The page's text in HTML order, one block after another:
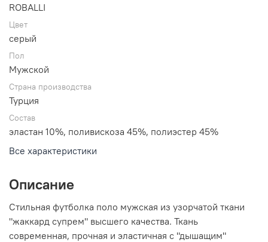
ROBALLI
Цвет
серый
Пол
Мужской
Страна производства
Турция
Состав
эластан 10%, поливискоза 45%, полиэстер 45%
Все характеристики
Описание
Стильная футболка поло мужская из узорчатой ткани
"жаккард супрем" высшего качества. Ткань
современная, прочная и эластичная с "дышащим"